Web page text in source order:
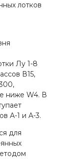
лотков
Лу 1-8
В15,
ниже W4. В
А-1 и А-3.
для